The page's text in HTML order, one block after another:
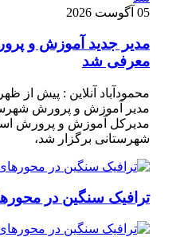
05 آگوست 2026
مدیر جدید آموزش و
معرفی شد
محمودآباد آنلاین : پیش از
مدیر آموزش و پرورش
مدیرکل آموزش و پرورش
شهرستانی برگزار شد،
ترافیک سنگین در